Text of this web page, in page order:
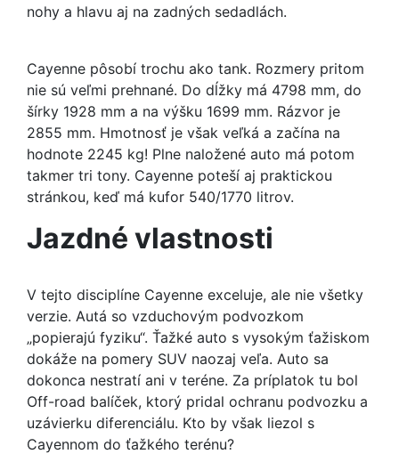
nohy a hlavu aj na zadných sedadlách.
Cayenne pôsobí trochu ako tank. Rozmery pritom
nie sú veľmi prehnané. Do dĺžky má 4798 mm, do
šírky 1928 mm a na výšku 1699 mm. Rázvor je
2855 mm. Hmotnosť je však veľká a začína na
hodnote 2245 kg! Plne naložené auto má potom
takmer tri tony. Cayenne poteší aj praktickou
stránkou, keď má kufor 540/1770 litrov.
Jazdné vlastnosti
V tejto disciplíne Cayenne exceluje, ale nie všetky
verzie. Autá so vzduchovým podvozkom
„popierajú fyziku“. Ťažké auto s vysokým ťažiskom
dokáže na pomery SUV naozaj veľa. Auto sa
dokonca nestratí ani v teréne. Za príplatok tu bol
Off-road balíček, ktorý pridal ochranu podvozku a
uzávierku diferenciálu. Kto by však liezol s
Cayennom do ťažkého terénu?